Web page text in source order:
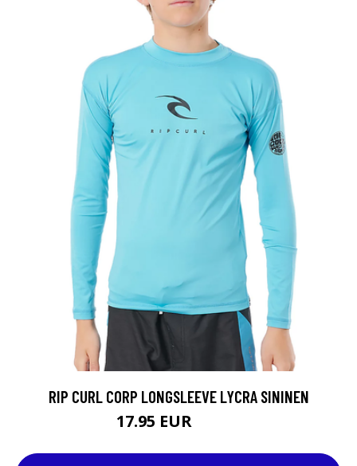
RIP CURL CORP LONGSLEEVE LYCRA SININEN
17.95 EUR